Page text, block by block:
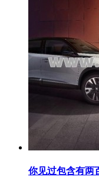
你见过包含有两